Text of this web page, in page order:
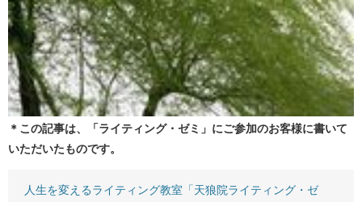
＊この記事は、「ライティング・ゼミ」にご参加のお客様に書いて
いただいたものです。
人生を変えるライティング教室「天狼院ライティング・ゼ